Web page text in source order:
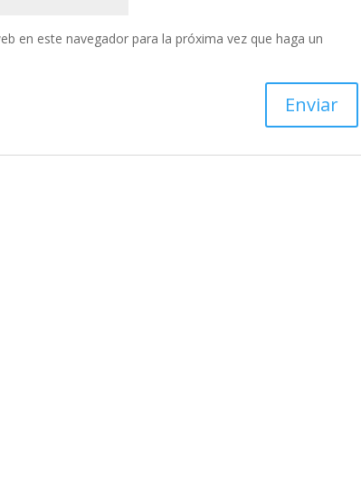
en este navegador para la próxima vez que haga un